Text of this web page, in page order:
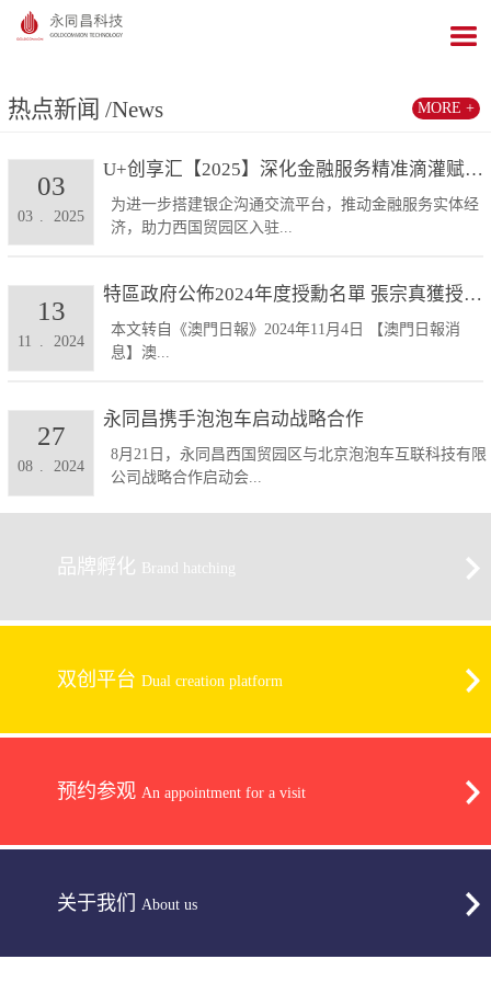
热点新闻 /News
U+创享汇【2025】深化金融服务精准滴灌赋能发展...
为进一步搭建银企沟通交流平台，推动金融服务实体经
济，助力西国贸园区入驻...
03 2025
03
特區政府公佈2024年度授勳名單 張宗真獲授予專業...
本文转自《澳門日報》2024年11月4日 【澳門日報消
息】澳...
11 2024
13
永同昌携手泡泡车启动战略合作
8月21日，永同昌西国贸园区与北京泡泡车互联科技有限
公司战略合作启动会...
08 . 2024
27
MORE +
品牌孵化 Brand hatching
双创平台 Dual creation platform
预约参观 An appointment for a visit
关于我们 About us